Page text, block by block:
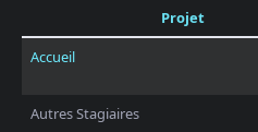
Projet
Accueil
Autres Stagiaires